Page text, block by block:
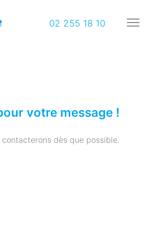
02 255 18 10
votre message !
contacterons dès que possible.